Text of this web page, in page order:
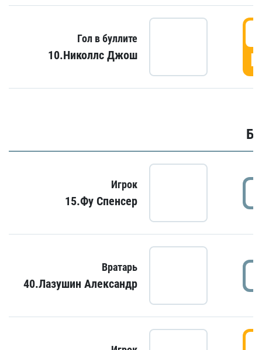
Гол в буллите
10.Николлс Джош
Игрок
15.Фу Спенсер
Вратарь
40.Лазушин Александр